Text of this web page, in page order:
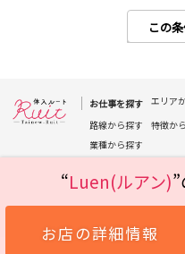
この
田原町駅
表参道駅
所沢駅
久米川駅
お仕事を探す エリア
路線から探す
特徴か
業種から探す
“Luen(ルアン)
お店の詳細情報